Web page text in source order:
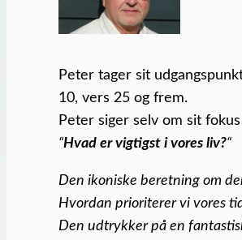
Peter tager sit
10, vers 25 og frem.
Peter siger selv om sit
“Hvad er vigtigst i vores liv?“
Den ikoniske beretning om
Hvordan prioriterer vi vores
Den udtrykker på en